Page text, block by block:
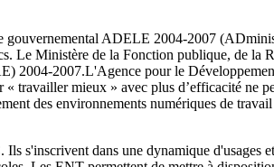
ADELE 2004-2007
Le Ministère de la Fonction publique, de la
2004-2007.L'Agence pour le
mieux » avec plus d’efficacité ne
des environnements numériques de
dans une dynamique d'usages